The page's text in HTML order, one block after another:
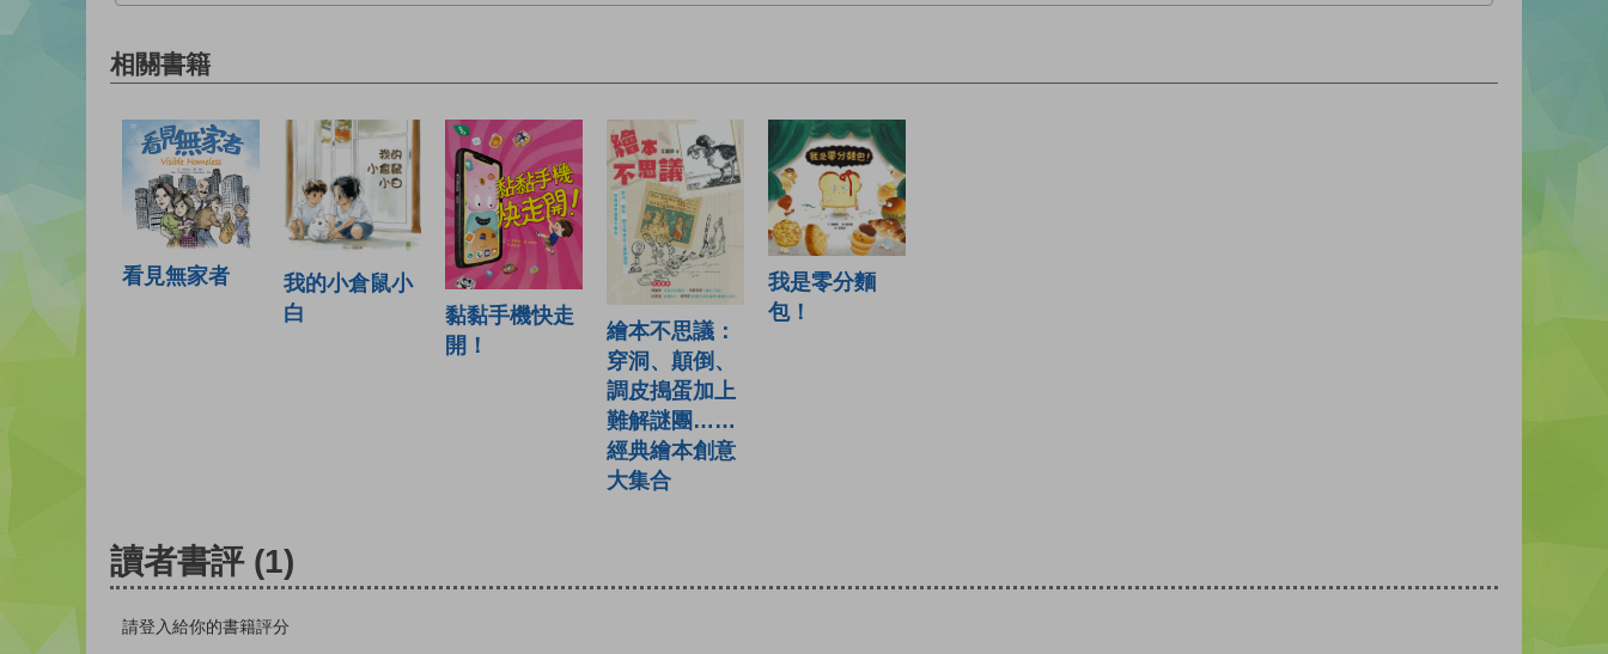
相關書籍
看見無家者
我的小倉鼠小
白
黏黏手機快走
開！
繪本不思議：
穿洞、顛倒、
調皮搗蛋加上
難解謎團……
經典繪本創意
大集合
我是零分麵
包！
讀者書評 (1)
請登入給你的書籍評分